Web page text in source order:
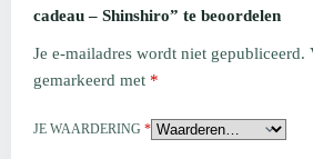
cadeau – Shinshiro” te beoordelen
Je e-mailadres wordt niet gepubliceerd.
gemarkeerd met *
JE WAARDERING *